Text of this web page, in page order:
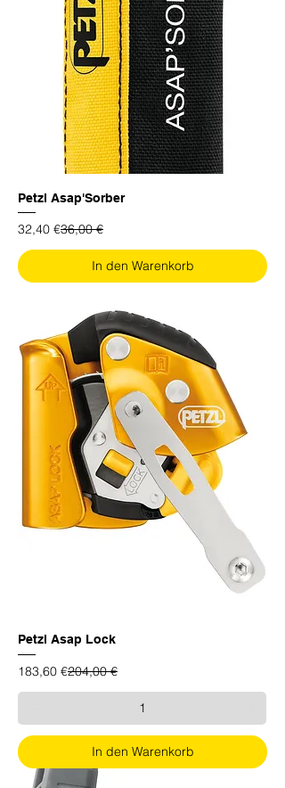
Petzl Asap'Sorber
Standardpreis
36,00 €
Sale-Preis
32,40 €
In den Warenkorb
Petzl Asap Lock
Standardpreis
204,00 €
Sale-Preis
183,60 €
In den Warenkorb